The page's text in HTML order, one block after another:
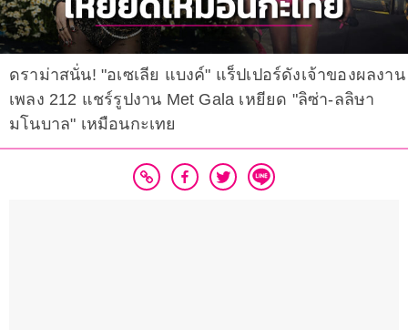
ดราม่าสนั่น! "อเซเลีย แบงค์" แร็ปเปอร์ดังเจ้าของผลงาน
เพลง 212 แชร์รูปงาน Met Gala เหยียด "ลิซ่า-ลลิษา
มโนบาล" เหมือนกะเทย